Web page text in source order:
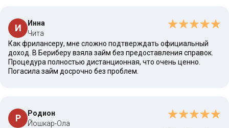
И
Инна
Чита
Как фрилансеру, мне сложно подтверждать официальный
доход. В Бериберу взяла займ без предоставления справок.
Процедура полностью дистанционная, что очень ценно.
Погасила займ досрочно без проблем.
Р
Родион
Йошкар-Ола